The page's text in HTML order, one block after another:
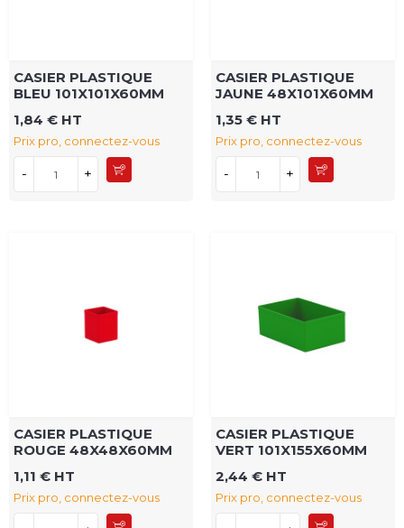
CASIER PLASTIQUE
BLEU 101X101X60MM
1,84 € HT
Prix pro, connectez-vous
- +
CASIER PLASTIQUE
JAUNE 48X101X60MM
1,35 € HT
Prix pro, connectez-vous
- +
CASIER PLASTIQUE
ROUGE 48X48X60MM
1,11 € HT
Prix pro, connectez-vous
CASIER PLASTIQUE
VERT 101X155X60MM
2,44 € HT
Prix pro, connectez-vous